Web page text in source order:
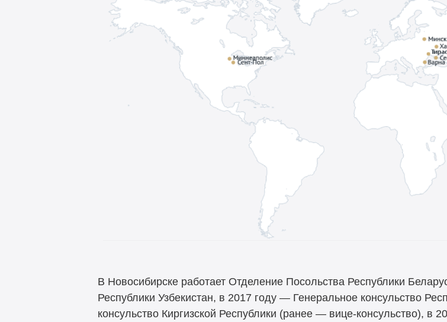
В Новосибирске работает Отделение Посольства Республики
Республики Узбекистан, в 2017 году — Генеральное консульство
консульство Киргизской Республики (ранее — вице-консульство), в